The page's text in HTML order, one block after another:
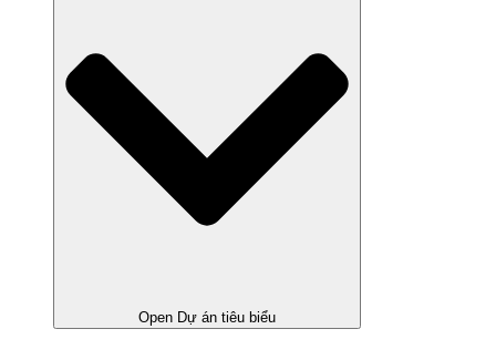
Open Dự án tiêu biểu